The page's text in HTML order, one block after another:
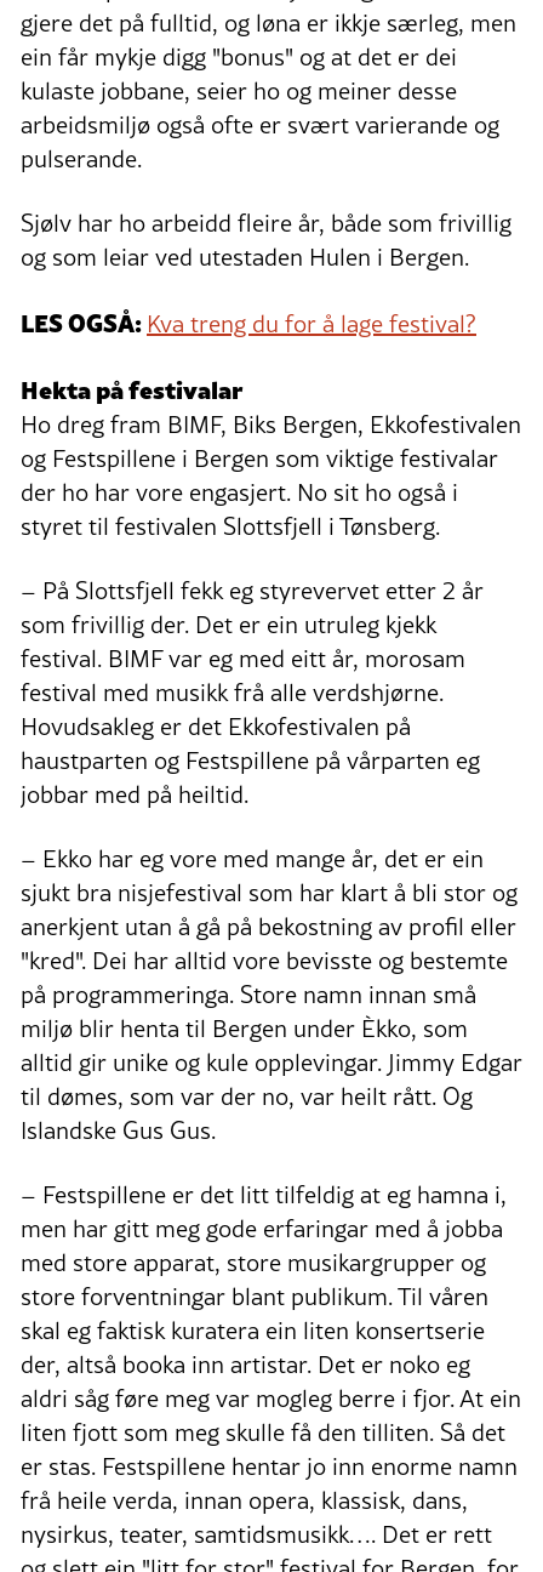
gjere det på fulltid, og løna er ikkje særleg, men
ein får mykje digg "bonus" og at det er dei
kulaste jobbane, seier ho og meiner desse
arbeidsmiljø også ofte er svært varierande og
pulserande.
Sjølv har ho arbeidd fleire år, både som frivillig
og som leiar ved utestaden Hulen i Bergen.
LES OGSÅ: Kva treng du for å lage festival?
Hekta på festivalar
Ho dreg fram BIMF, Biks Bergen, Ekkofestivalen
og Festspillene i Bergen som viktige festivalar
der ho har vore engasjert. No sit ho også i
styret til festivalen Slottsfjell i Tønsberg.
– På Slottsfjell fekk eg styrevervet etter 2 år
som frivillig der. Det er ein utruleg kjekk
festival. BIMF var eg med eitt år, morosam
festival med musikk frå alle verdshjørne.
Hovudsakleg er det Ekkofestivalen på
haustparten og Festspillene på vårparten eg
jobbar med på heiltid.
– Ekko har eg vore med mange år, det er ein
sjukt bra nisjefestival som har klart å bli stor og
anerkjent utan å gå på bekostning av profil eller
"kred". Dei har alltid vore bevisste og bestemte
på programmeringa. Store namn innan små
miljø blir henta til Bergen under Èkko, som
alltid gir unike og kule opplevingar. Jimmy Edgar
til dømes, som var der no, var heilt rått. Og
Islandske Gus Gus.
– Festspillene er det litt tilfeldig at eg hamna i,
men har gitt meg gode erfaringar med å jobba
med store apparat, store musikargrupper og
store forventningar blant publikum. Til våren
skal eg faktisk kuratera ein liten konsertserie
der, altså booka inn artistar. Det er noko eg
aldri såg føre meg var mogleg berre i fjor. At ein
liten fjott som meg skulle få den tilliten. Så det
er stas. Festspillene hentar jo inn enorme namn
frå heile verda, innan opera, klassisk, dans,
nysirkus, teater, samtidsmusikk…. Det er rett